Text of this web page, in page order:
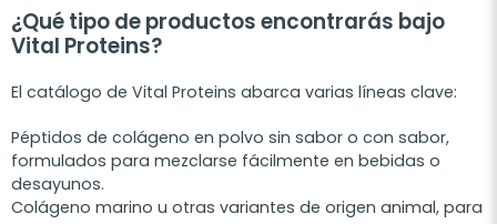
¿Qué tipo de productos encontrarás bajo
Vital Proteins?
El catálogo de Vital Proteins abarca varias líneas clave:
Péptidos de colágeno en polvo sin sabor o con sabor,
formulados para mezclarse fácilmente en bebidas o
desayunos.
Colágeno marino u otras variantes de origen animal, para